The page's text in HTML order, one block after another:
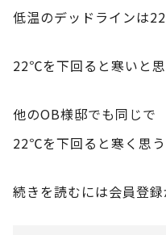
低温のデッドラインは
22℃を下回ると寒いと思
他のOB様邸でも同じで
22℃を下回ると寒く思う
続きを読むには会員登録